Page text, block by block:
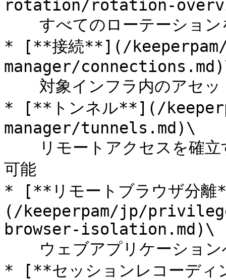
rotation/rotation-
* [**接続**](/
manager/
* [**トンネル**](/
manager/tunnels.md)\
可能
* [**リモートブラウザ分
(/keeperpam/jp/
browser-isolation.md)\
* [**セッションレコーディ